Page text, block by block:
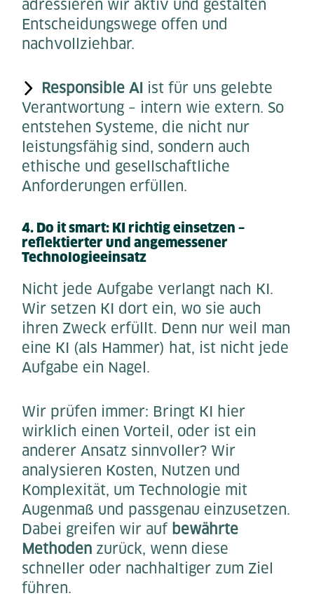
adressieren wir aktiv und gestalten
Entscheidungswege offen und
nachvollziehbar.
Responsible AI ist für uns gelebte
Verantwortung – intern wie extern. So
entstehen Systeme, die nicht nur
leistungsfähig sind, sondern auch
ethische und gesellschaftliche
Anforderungen erfüllen.
4. Do it smart: KI richtig einsetzen –
reflektierter und angemessener
Technologieeinsatz
Nicht jede Aufgabe verlangt nach KI.
Wir setzen KI dort ein, wo sie auch
ihren Zweck erfüllt. Denn nur weil man
eine KI (als Hammer) hat, ist nicht jede
Aufgabe ein Nagel.
Wir prüfen immer: Bringt KI hier
wirklich einen Vorteil, oder ist ein
anderer Ansatz sinnvoller? Wir
analysieren Kosten, Nutzen und
Komplexität, um Technologie mit
Augenmaß und passgenau einzusetzen.
Dabei greifen wir auf bewährte
Methoden zurück, wenn diese
schneller oder nachhaltiger zum Ziel
führen.